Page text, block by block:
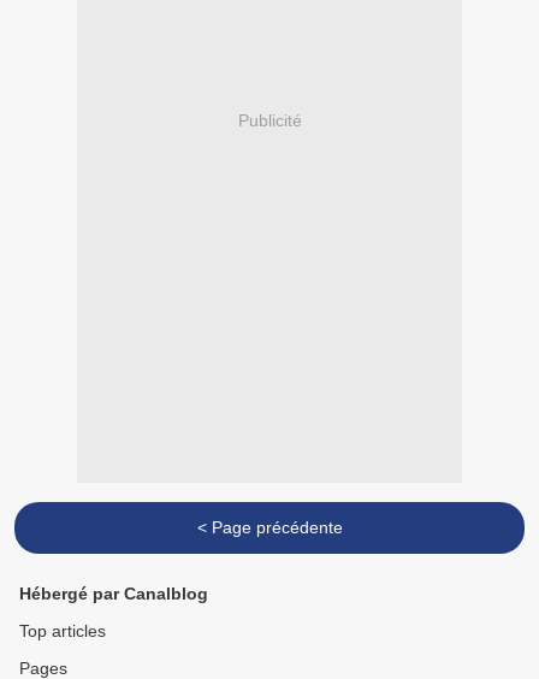
Publicité
< Page précédente
Hébergé par Canalblog
Top articles
Pages